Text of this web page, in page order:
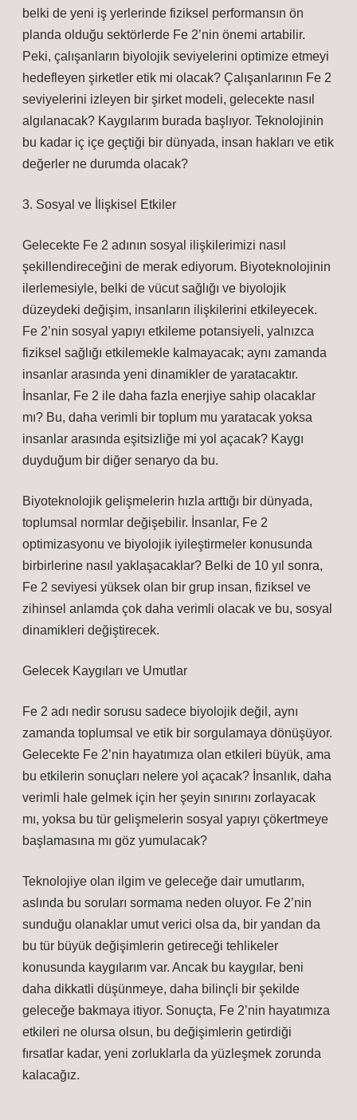
belki de yeni iş yerlerinde fiziksel performansın ön
planda olduğu sektörlerde Fe 2’nin önemi artabilir.
Peki, çalışanların biyolojik seviyelerini optimize etmeyi
hedefleyen şirketler etik mi olacak? Çalışanlarının Fe 2
seviyelerini izleyen bir şirket modeli, gelecekte nasıl
algılanacak? Kaygılarım burada başlıyor. Teknolojinin
bu kadar iç içe geçtiği bir dünyada, insan hakları ve etik
değerler ne durumda olacak?
3. Sosyal ve İlişkisel Etkiler
Gelecekte Fe 2 adının sosyal ilişkilerimizi nasıl
şekillendireceğini de merak ediyorum. Biyoteknolojinin
ilerlemesiyle, belki de vücut sağlığı ve biyolojik
düzeydeki değişim, insanların ilişkilerini etkileyecek.
Fe 2’nin sosyal yapıyı etkileme potansiyeli, yalnızca
fiziksel sağlığı etkilemekle kalmayacak; aynı zamanda
insanlar arasında yeni dinamikler de yaratacaktır.
İnsanlar, Fe 2 ile daha fazla enerjiye sahip olacaklar
mı? Bu, daha verimli bir toplum mu yaratacak yoksa
insanlar arasında eşitsizliğe mi yol açacak? Kaygı
duyduğum bir diğer senaryo da bu.
Biyoteknolojik gelişmelerin hızla arttığı bir dünyada,
toplumsal normlar değişebilir. İnsanlar, Fe 2
optimizasyonu ve biyolojik iyileştirmeler konusunda
birbirlerine nasıl yaklaşacaklar? Belki de 10 yıl sonra,
Fe 2 seviyesi yüksek olan bir grup insan, fiziksel ve
zihinsel anlamda çok daha verimli olacak ve bu, sosyal
dinamikleri değiştirecek.
Gelecek Kaygıları ve Umutlar
Fe 2 adı nedir sorusu sadece biyolojik değil, aynı
zamanda toplumsal ve etik bir sorgulamaya dönüşüyor.
Gelecekte Fe 2’nin hayatımıza olan etkileri büyük, ama
bu etkilerin sonuçları nelere yol açacak? İnsanlık, daha
verimli hale gelmek için her şeyin sınırını zorlayacak
mı, yoksa bu tür gelişmelerin sosyal yapıyı çökertmeye
başlamasına mı göz yumulacak?
Teknolojiye olan ilgim ve geleceğe dair umutlarım,
aslında bu soruları sormama neden oluyor. Fe 2’nin
sunduğu olanaklar umut verici olsa da, bir yandan da
bu tür büyük değişimlerin getireceği tehlikeler
konusunda kaygılarım var. Ancak bu kaygılar, beni
daha dikkatli düşünmeye, daha bilinçli bir şekilde
geleceğe bakmaya itiyor. Sonuçta, Fe 2’nin hayatımıza
etkileri ne olursa olsun, bu değişimlerin getirdiği
fırsatlar kadar, yeni zorluklarla da yüzleşmek zorunda
kalacağız.